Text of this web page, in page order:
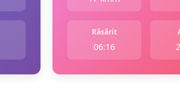
Răsărit
06:16